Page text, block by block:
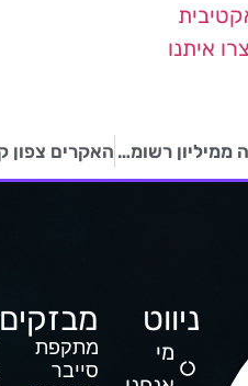
צרו איתנו
מסד נתונים של DeepSeek AI נחשף: דלף מידע של למעלה ממיליון רשומות
ניווט
מי
מבזקים
מתקפת
סייבר